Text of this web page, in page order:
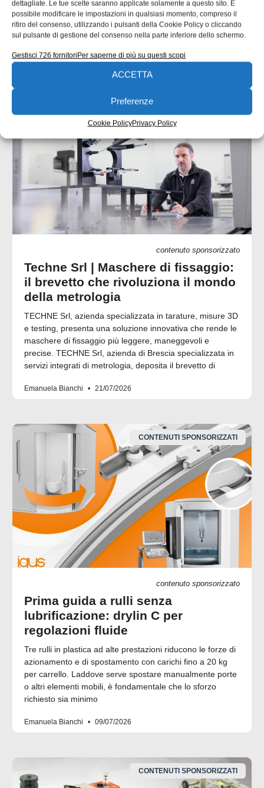
dettagliate. Le tue scelte saranno applicate solamente a questo sito. È
possibile modificare le impostazioni in qualsiasi momento, compreso il
ritiro del consenso, utilizzando i pulsanti della Cookie Policy o cliccando
sul pulsante di gestione del consenso nella parte inferiore dello schermo.
Gestisci 726 fornitoriPer saperne di più su questi scopi
ACCETTA
Preferenze
Cookie PolicyPrivacy Policy
concentriamo su un’analisi delle responsabilità tecniche
che collegano progettista, officina e coordinatore di
saldatura. Una quota rilevante delle non
Emanuela Bianchi 24/07/2026
CONTENUTI SPONSORIZZATI
contenuto sponsorizzato
Techne Srl | Maschere di fissaggio:
il brevetto che rivoluziona il mondo
della metrologia
TECHNE Srl, azienda specializzata in tarature, misure 3D
e testing, presenta una soluzione innovativa che rende le
maschere di fissaggio più leggere, maneggevoli e
precise. TECHNE Srl, azienda di Brescia specializzata in
servizi integrati di metrologia, deposita il brevetto di
Emanuela Bianchi 21/07/2026
CONTENUTI SPONSORIZZATI
contenuto sponsorizzato
Prima guida a rulli senza
lubrificazione: drylin C per
regolazioni fluide
Tre rulli in plastica ad alte prestazioni riducono le forze di
azionamento e di spostamento con carichi fino a 20 kg
per carrello. Laddove serve spostare manualmente porte
o altri elementi mobili, è fondamentale che lo sforzo
richiesto sia minimo
Emanuela Bianchi 09/07/2026
CONTENUTI SPONSORIZZATI